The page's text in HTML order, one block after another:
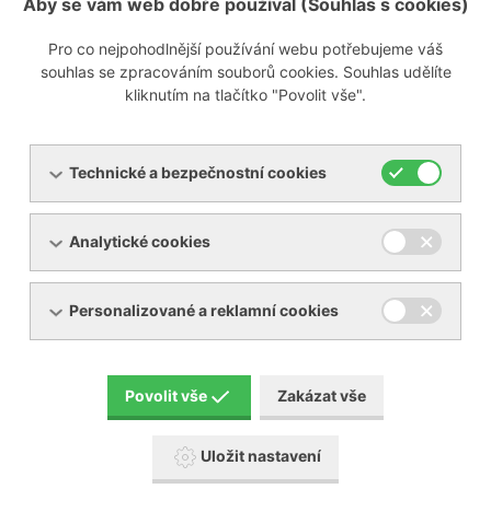
Standardizováno na 1 bar (a) a 20 ° C při maximálním
přípustném provozním tlaku, vstupní teplotě 35 ° C,
Série DHM
Adsorpční sušičky DHM jsou
určeny pro sušení vzduchu a
dusíku na tlakový rosný bod
od -25°C, do -55°C pro
tlaky až do 350 bar. Jako
Adsorpční sušičky DHW jsou
vybaveny tlakoměry a filtry
Pro co nejpohodlnější používání webu potřebujeme váš
souhlas se zpracováním souborů cookies. Souhlas udělíte
kliknutím na tlačítko "Povolit vše".
Technické a bezpečnostní cookies
Analytické cookies
Personalizované a reklamní cookies
Povolit vše Zakázat vše
Uložit nastavení